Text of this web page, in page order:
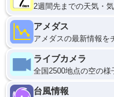
2週間先までの天気・
アメダス
アメダスの最新情報を
ライブカメラ
全国2500地点の空の様
台風情報